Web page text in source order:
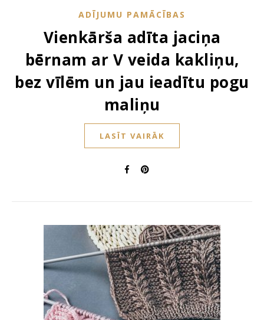
ADĪJUMU PAMĀCĪBAS
Vienkārša adīta jaciņa
bērnam ar V veida kakliņu,
bez vīlēm un jau ieadītu pogu
maliņu
LASĪT VAIRĀK